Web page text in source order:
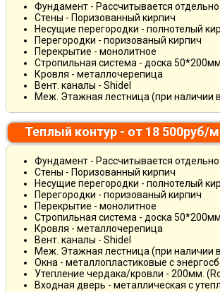
Фундамент - Рассчитывается отдельно
Стены - Поризованный кирпич
Несущие перегородки - полнотелый
Перегородки - поризованый кирпич
Перекрытие - монолитное
Стропильная система - доска 50*200мм.
Кровля - металлочерепица
Вент. каналы - Shidel
Меж. Этажная лестница (при наличии
Теплый контур - от 18 500руб/
Фундамент - Рассчитывается отдельно
Стены - Поризованный кирпич
Несущие перегородки - полнотелый
Перегородки - поризованый кирпич
Перекрытие - монолитное
Стропильная система - доска 50*200мм.
Кровля - металлочерепица
Вент. каналы - Shidel
Меж. Этажная лестница (при наличии
Окна - металлопластиковые с
Утепление чердака/кровли - 200мм.
Входная дверь - металлическая с